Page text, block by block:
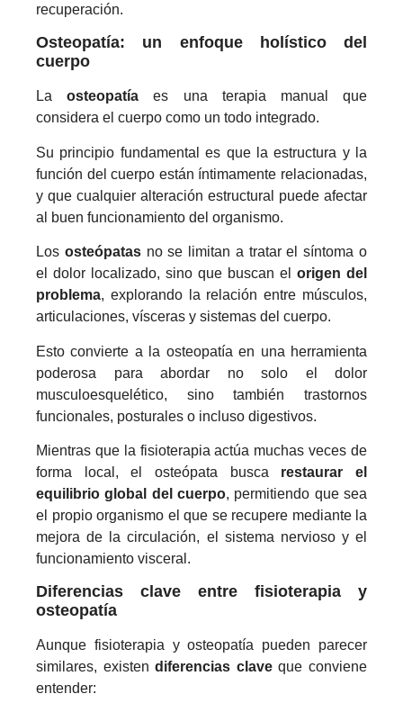
recuperación.
Osteopatía: un enfoque holístico del
cuerpo
Laosteopatía es una terapia manual que
considera el cuerpo como un todo integrado.
Su principio fundamental es que la estructura y la
función del cuerpo están íntimamente relacionadas,
y que cualquier alteración estructural puede afectar
al buen funcionamiento del organismo.
Los osteópatasno se limitan a tratar el síntoma o
el dolor localizado, sino que buscan el origen del
problema, explorando la relación entre músculos,
articulaciones, vísceras y sistemas del cuerpo.
Esto convierte a la osteopatía en una herramienta
poderosa para abordar no solo el dolor
musculoesquelético, sino también trastornos
funcionales, posturales o incluso digestivos.
Mientras que la fisioterapia actúa muchas veces de
forma local, el osteópata busca restaurar el
equilibrio global del cuerpo, permitiendo que sea
el propio organismo el que se recupere mediante la
mejora de la circulación, el sistema nervioso y el
funcionamiento visceral.
Diferencias clave entre fisioterapia y
osteopatía
Aunque fisioterapia y osteopatía pueden parecer
similares, existendiferencias claveque conviene
entender: